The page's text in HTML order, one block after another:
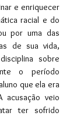
e enriquecer
racial e do
por uma das
de sua vida,
sobre
o período
que ela era
acusação veio
ter sofrido